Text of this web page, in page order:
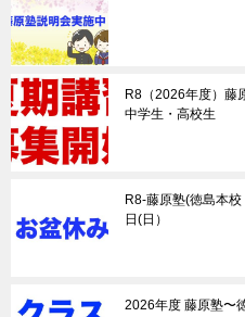
R8（2026年度）藤
中学生・高校生
R8-藤原塾(徳島本
日(日）
2026年度 藤原塾〜